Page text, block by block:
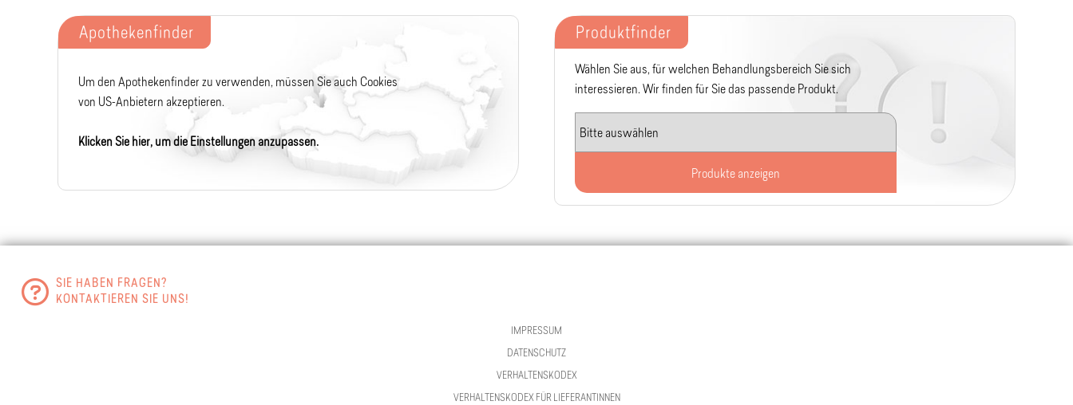
Apothekenfinder
Um den Apothekenfinder zu verwenden, müssen Sie auch Cookies
von US-Anbietern akzeptieren.
Klicken Sie hier, um die Einstellungen anzupassen.
Produktfinder
Wählen Sie aus, für welchen Behandlungsbereich Sie sich
interessieren. Wir finden für Sie das passende Produkt.
Produkte anzeigen
SIE HABEN FRAGEN?
KONTAKTIEREN SIE UNS!
IMPRESSUM
DATENSCHUTZ
VERHALTENSKODEX
VERHALTENSKODEX FÜR LIEFERANTINNEN